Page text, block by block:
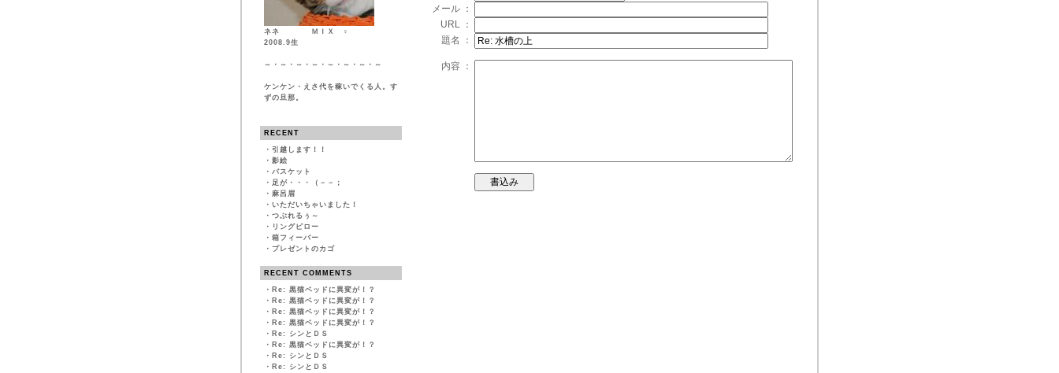
ネネ ＭＩＸ ♀
2008.9生
～・～・～・～・～・～・～・～
ケンケン・えさ代を稼いでくる人。す
ずの旦那。
RECENT
・ 引越します！！
・ 影絵
・ バスケット
・ 足が・・・（－－；
・ 麻呂眉
・ いただいちゃいました！
・ つぶれるぅ～
・ リングピロー
・ 箱フィーバー
・ プレゼントのカゴ
RECENT COMMENTS
・ Re: 黒猫ベッドに異変が！？
・ Re: 黒猫ベッドに異変が！？
・ Re: 黒猫ベッドに異変が！？
・ Re: 黒猫ベッドに異変が！？
・ Re: シンとＤＳ
・ Re: 黒猫ベッドに異変が！？
・ Re: シンとＤＳ
・ Re: シンとＤＳ
メール ：
URL ：
題名 ：
内容 ：